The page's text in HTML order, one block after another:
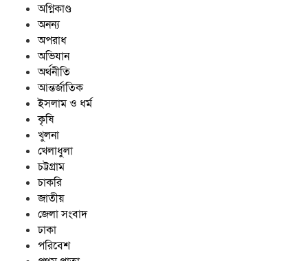
অগ্নিকাণ্ড
অনন্য
অপরাধ
অভিযান
অর্থনীতি
আন্তর্জাতিক
ইসলাম ও ধর্ম
কৃষি
খুলনা
খেলাধুলা
চট্টগ্রাম
চাকরি
জাতীয়
জেলা সংবাদ
ঢাকা
পরিবেশ